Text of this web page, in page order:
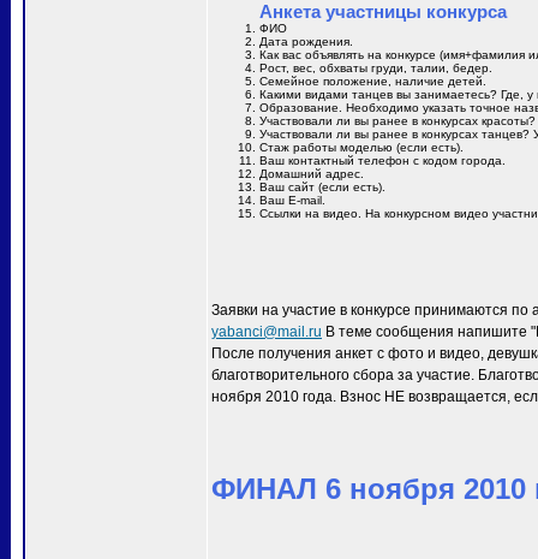
Анкета участницы конкурса
ФИО
Дата рождения.
Как вас объявлять на конкурсе (имя+фамилия
Рост, вес, обхваты груди, талии, бедер.
Семейное положение, наличие детей.
Какими видами танцев вы занимаетесь? Где,
Образование. Необходимо указать точное
Участвовали ли вы ранее в конкурсах
Участвовали ли вы ранее в конкурсах
Стаж работы моделью (если есть).
Ваш контактный телефон с кодом города.
Домашний адрес.
Ваш сайт (если есть).
Ваш E-mail.
Ссылки на видео. На конкурсном видео
Заявки на участие в конкурсе принимаются по
yabanci@mail.ru В теме сообщения напишите
После получения анкет с фото и видео,
благотворительного сбора за участие.
ноября 2010 года. Взнос НЕ возвращается,
ФИНАЛ 6 ноября 2010